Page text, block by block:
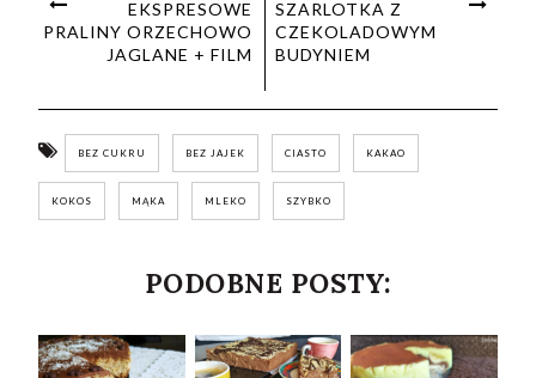
EKSPRESOWE
PRALINY ORZECHOWO
JAGLANE + FILM
SZARLOTKA Z
CZEKOLADOWYM
BUDYNIEM
BEZ CUKRU BEZ JAJEK CIASTO KAKAO
KOKOS MĄKA MLEKO SZYBKO
PODOBNE POSTY: